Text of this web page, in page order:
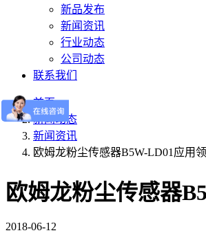
新品发布
新闻资讯
行业动态
公司动态
联系我们
首页
新闻动态
新闻资讯
欧姆龙粉尘传感器B5W-LD01应用
欧姆龙粉尘传感器
2018-06-12